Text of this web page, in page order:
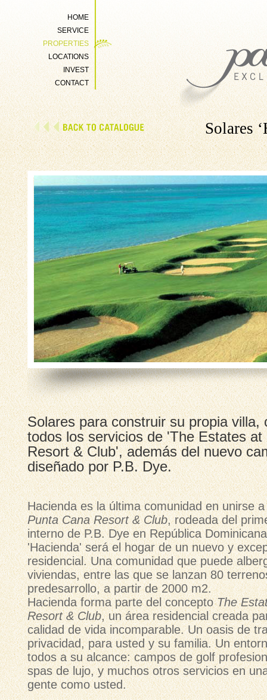
HOME
SERVICE
PROPERTIES
LOCATIONS
INVEST
CONTACT
Solares
Solares para construir su propia villa,
todos los servicios de 'The Estates at
Resort & Club', además del nuevo
diseñado por P.B. Dye.
Hacienda es la última comunidad en unirse
Punta Cana Resort & Club, rodeada del
interno de P.B. Dye en República
'Hacienda' será el hogar de un nuevo y
residencial. Una comunidad que puede
viviendas, entre las que se lanzan 80
predesarrollo, a partir de 2000 m2.
Hacienda forma parte del conceptoThe
Resort & Club, un área residencial creada
calidad de vida incomparable. Un oasis de
privacidad, para usted y su familia. Un
todos a su alcance: campos de golf
spas de lujo, y muchos otros servicios en
gente como usted.